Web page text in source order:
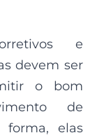
e
devem ser
o bom
de
forma, elas